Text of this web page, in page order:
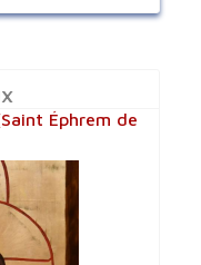
Éphrem de